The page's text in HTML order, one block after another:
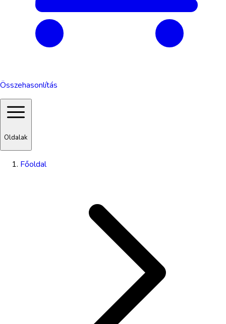
Összehasonlítás
Oldalak
Főoldal